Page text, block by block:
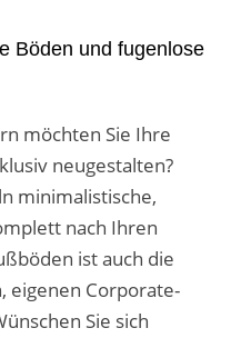
Böden und fugenlose
möchten Sie Ihre
neugestalten?
minimalistische,
nach Ihren
ist auch die
eigenen Corporate-
Sie sich